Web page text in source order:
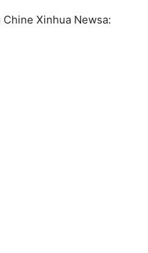
Xinhua Newsa: